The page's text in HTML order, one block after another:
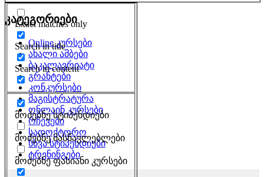
Exact matches only
Search in title
Search in content
მოძებნე სტიპენდიები
მოძებნე მასწავლებლები
მოძებნე ფასიანი კურსები
კატეგორიები
Online კურსები
ახალი ამბები
ბაკალავრიატი
გრანტები
კონკურსები
მაგისტრატურა
ონლაინ კურსები
რჩევები
სადოქტორო
სხვა სტიპენდიები
ტრენინგები